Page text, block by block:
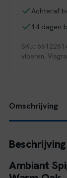
click
SRC
oak
Achteraf
14 dagen
SKU:
vloeren,
Omschrijving
Beschrijving
Ambiant